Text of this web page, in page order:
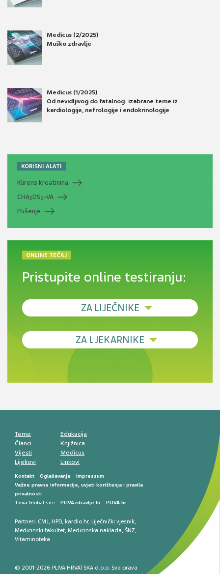
Medicus (2/2025)
Muško zdravlje
Medicus (1/2025)
Od nevidljivog do fatalnog: izabrane teme iz
kardiologije, nefrologije i endokrinologije
KORISNI ALATI
Klirens kreatinina
CHA2DS2-VA
Pušenje
ONLINE TEČAJ
Pristupite online testiranju:
ZA LIJEČNIKE
Debljina - od prevencije do personalizirane
Novi pogled na migrenu: komorbiditeti, spolne
razlike i nove terapije
smetnji do rane onkološke dijagnostike
ZA LJEKARNIKE
Antikoagulansi u ljekarničkoj praksi –
Teme
Članci
Vijesti
Lijekovi
Edukacija
Knjižnica
Medicus
Linkovi
Kontakt Oglašavanje
Impressum
Važne pravne informacije, uvjeti korištenja i pravila
privatnosti
Teva Global site PLIVAzdravlje.hr PLIVA.hr
Partneri: CMJ, HPD, kardio.hr, Liječnički vjesnik,
Medicinski fakultet, Medicinska naklada, ŠNZ,
Vitaminoteka
© 2001-2026 PLIVA HRVATSKA d.o.o. Sva prava